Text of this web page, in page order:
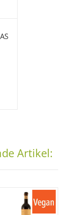
Artikel: